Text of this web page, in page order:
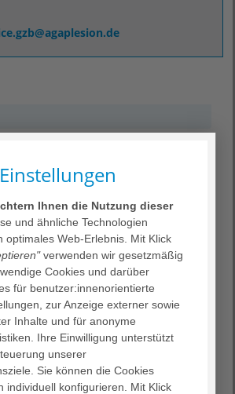
@agaplesion.de
unserer Premiumstation sorgt die
für ein Wohlfühlambiente.
Sie in modernen Komfortzimmern,
Platz bieten.
ein umfangreiches Multimediapaket.
Sie in einer exklusiven
Getränke und Snacks zur Verfügung
unserer Premiumstation sorgt
für Ihr Wohlbefinden.
unserer Premiumstation haben,
– wir stehen Ihnen gerne für
Ihnen die Nutzung dieser
und ähnliche Technologien
optimales Web-Erlebnis. Mit Klick
verwenden wir gesetzmäßig
Cookies und darüber
für benutzer:innenorientierte
zur Anzeige externer sowie
Inhalte und für anonyme
Ihre Einwilligung unterstützt
unserer
Sie können die Cookies
individuell konfigurieren. Mit Klick